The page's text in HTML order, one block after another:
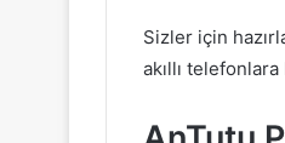
Sizler için
akıllı telefonlara